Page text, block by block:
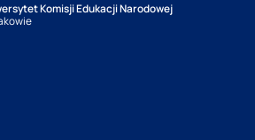
Komisji Edukacji Narodowej